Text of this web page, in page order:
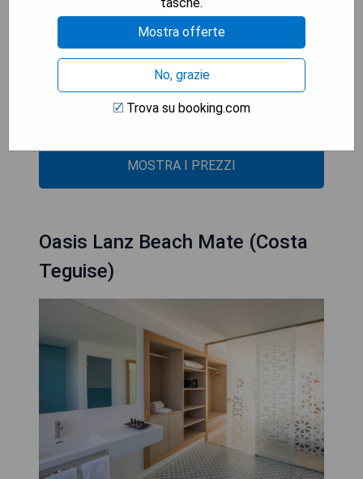
- Direkter Zugang zum Strand
- Vielfältige Essensoptionen
- Kostenfreies WLAN im gesamten Hotel
- Nähe zu beliebten Stränden
MOSTRA I PREZZI
Oasis Lanz Beach Mate (Costa
Teguise)
Mostra offerte
No, grazie
Trova su booking.com